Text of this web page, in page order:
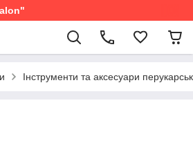
Інструменти та аксесуари